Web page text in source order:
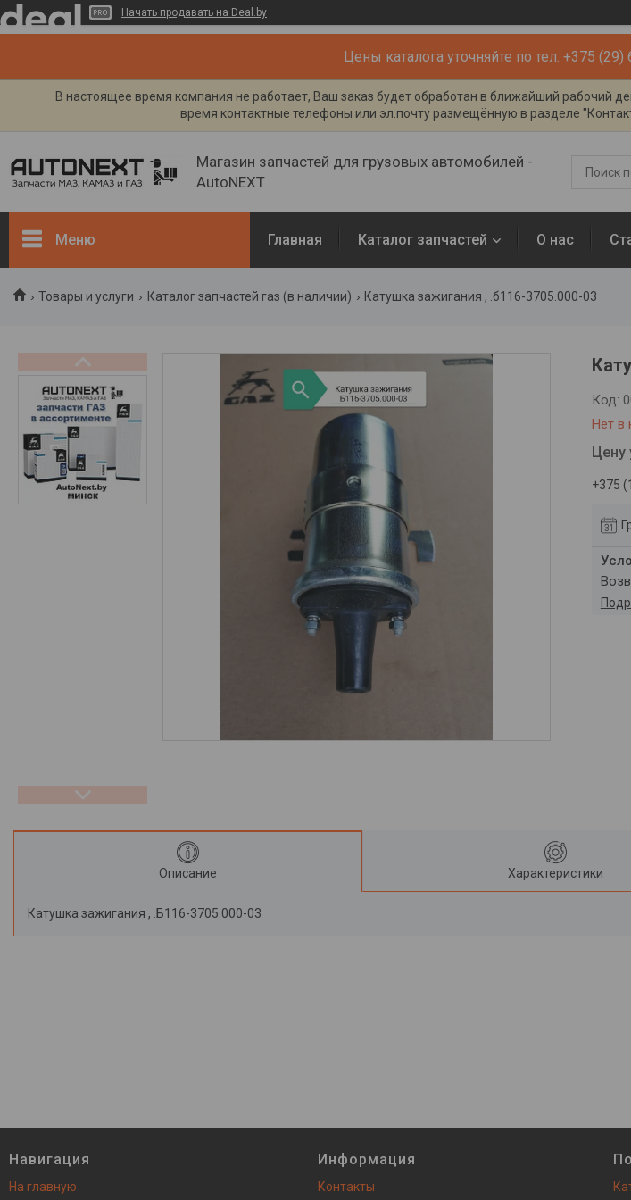
Начать продавать на Deal.by
Цены каталога уточняйте по тел. +375 (29)
В настоящее время компания не работает, Ваш заказ будет обработан в ближайший рабочий
время контактные телефоны или эл.почту размещённую в разделе
Магазин запчастей для грузовых автомобилей -
AutoNEXT
Меню
Каталог запчастей ГАЗ (в
Запчасти ГАЗ (NEW)
О нас
Отзывы
Новости
Главная Каталог запчастей О нас
Товары и услуги Каталог запчастей газ (в наличии) Катушка зажигания , .б116-3705.000-03
Нет в
Код:
Цену
+375
Описание Характеристики
Катушка зажигания , .Б116-3705.000-03
Навигация
На главную
Информация
Контакты